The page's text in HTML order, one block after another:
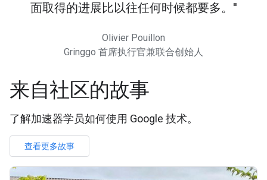
面取得的进展比以往任何时候都要多。
Olivier Pouillon
Gringgo 首席执行官兼联合创始人
来自社区的故事
了解加速器学员如何使用 Google 技术。
查看更多故事